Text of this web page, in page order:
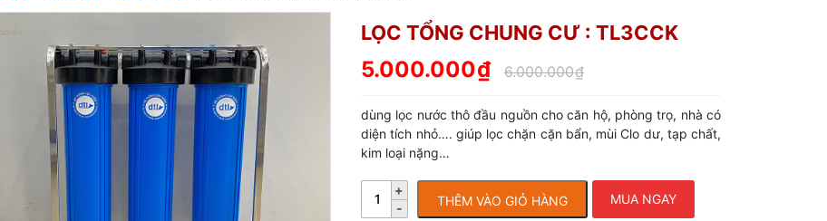
LỌC TỔNG CHUNG CƯ : TL3CCK
5.000.000₫ 6.000.000₫
dùng lọc nước thô đầu nguồn cho căn hộ, phòng trọ, nhà có
diện tích nhỏ…. giúp lọc chặn cặn bẩn, mùi Clo dư, tạp chất,
kim loại nặng…
THÊM VÀO GIỎ HÀNG MUA NGAY